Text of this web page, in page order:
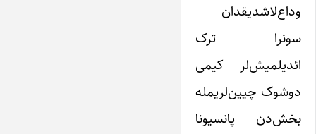
وداع‌لاشدیقدان
سونرا ترک
ائدیلمیش‌لر کیمی
دوشوک چیین‌لریمله
بخش‌دن پانسیونا